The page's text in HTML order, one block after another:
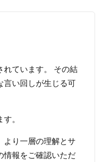
れています。 その結
言い回しが生じる可
。
より一層の理解とサ
情報をご確認いただ